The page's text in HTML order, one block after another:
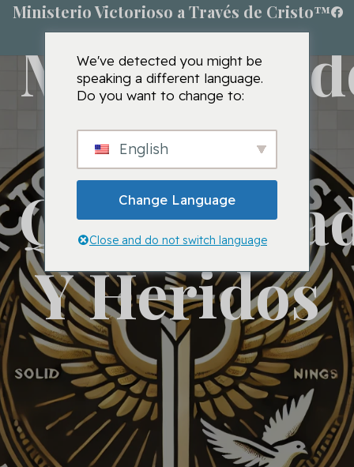
Ministerio Victorioso a Través de Cristo™
A Los
Y Heridos
We've detected you might be
speaking a different language.
Do you want to change to:
English
Change Language
Close and do not switch language